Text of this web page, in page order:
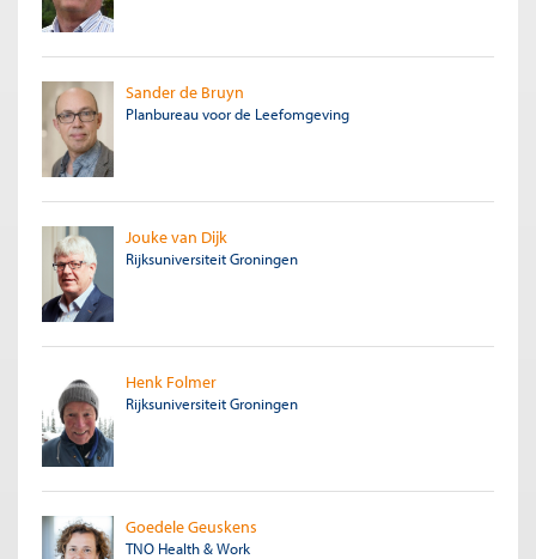
Sander de Bruyn
Planbureau voor de Leefomgeving
Jouke van Dijk
Rijksuniversiteit Groningen
Henk Folmer
Rijksuniversiteit Groningen
Goedele Geuskens
TNO Health & Work